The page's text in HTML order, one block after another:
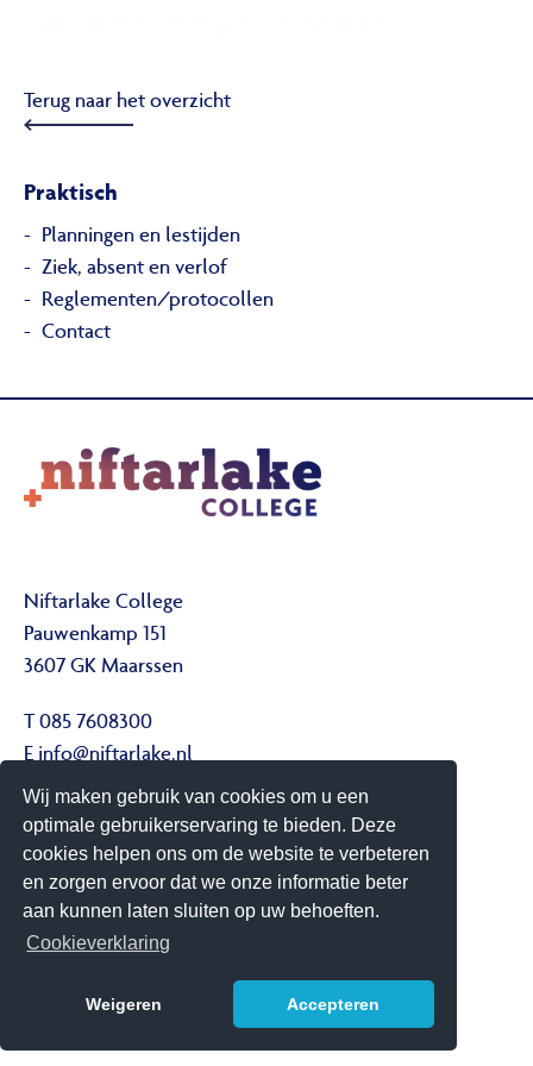
Wij maken gebruik van cookies om u een
optimale gebruikerservaring te bieden. Deze
cookies helpen ons om de website te verbeteren
en zorgen ervoor dat we onze informatie beter
aan kunnen laten sluiten op uw behoeften.
Cookieverklaring
Weigeren Accepteren
Terug naar het overzicht
Praktisch
Planningen en lestijden
Ziek, absent en verlof
Reglementen/protocollen
Contact
Niftarlake College
Pauwenkamp 151
3607 GK Maarssen
T 085 7608300
Einfo@niftarlake.nl
Volg ons ook op:
Twitter
Youtube
Het Niftarlake College heeft het predicaat Technasium